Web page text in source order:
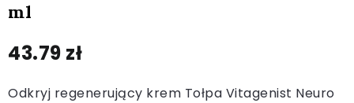
ml
43.79 zł
Odkryj regenerujący krem Tołpa Vitagenist Neuro